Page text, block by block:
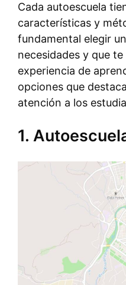
Cada autoescuela
características y
fundamental elegir
necesidades y que
experiencia de
opciones que
atención a los
1.